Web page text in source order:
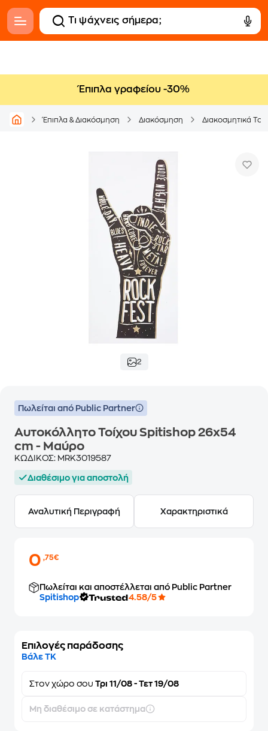
Έπιπλα γραφείου -30%
Έπιπλα & Διακόσμηση Διακόσμηση Διακοσμητικά
2
Πωλείται από Public Partner
Αυτοκόλλητο Τοίχου Spitishop 26x54
cm - Μαύρο
ΚΩΔΙΚΟΣ: MRK3019587
Διαθέσιμο για αποστολή
Αναλυτική Περιγραφή Χαρακτηριστικά
0,75€
Πωλείται και αποστέλλεται από Public Partner
Spitishop
4.58/5
Επιλογές παράδοσης
Βάλε ΤΚ
Στον χώρο σου Τρι 11/08 - Τετ 19/08
Μη διαθέσιμο σε κατάστημα